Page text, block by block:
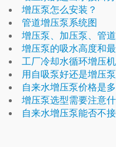
增压泵怎么安装？
管道增压泵系统图
增压泵、加压泵、管
增压泵的吸水高度和
工厂冷却水循环增压
用自吸泵好还是增压
自来水增压泵价格是
增压泵选型需要注意
自来水增压泵能否不